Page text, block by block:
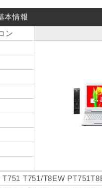
本情報
ン
T751/T8EW